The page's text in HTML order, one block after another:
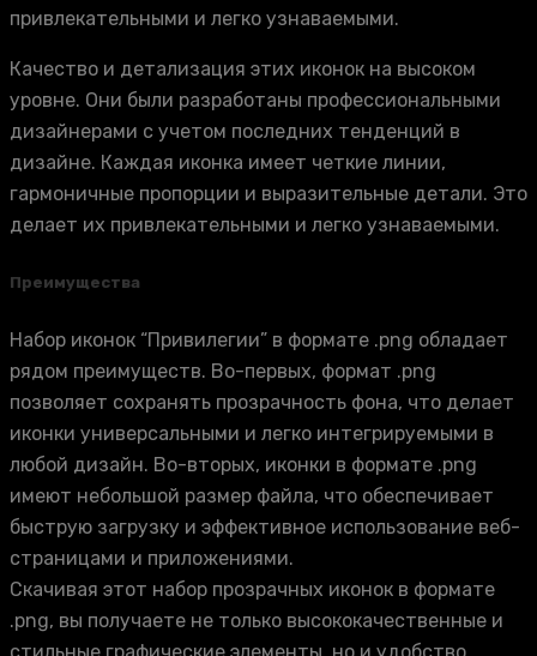
привлекательными и легко узнаваемыми.
Качество и детализация этих иконок на высоком
уровне. Они были разработаны профессиональными
дизайнерами с учетом последних тенденций в
дизайне. Каждая иконка имеет четкие линии,
гармоничные пропорции и выразительные детали. Это
делает их привлекательными и легко узнаваемыми.
Преимущества
Набор иконок “Привилегии” в формате .png обладает
рядом преимуществ. Во-первых, формат .png
позволяет сохранять прозрачность фона, что делает
иконки универсальными и легко интегрируемыми в
любой дизайн. Во-вторых, иконки в формате .png
имеют небольшой размер файла, что обеспечивает
быструю загрузку и эффективное использование веб-
страницами и приложениями.
Скачивая этот набор прозрачных иконок в формате
.png, вы получаете не только высококачественные и